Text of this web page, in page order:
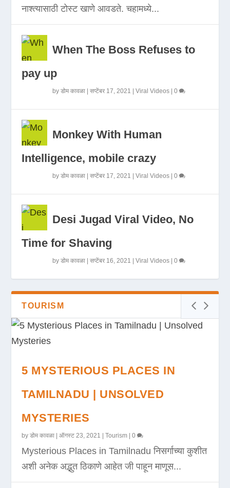
नाश्त्यासाठी टोस्ट खाणे आवडते. चहामध्ये...
When The Boss Refuses to
pay up
byडोम कावळा |सप्टेंबर 17, 2021 |Viral Videos |0
Monkey With Human
Intelligence, mobile crazy
byडोम कावळा |सप्टेंबर 17, 2021 |Viral Videos |0
Desi Jugad Viral Video, No
Time for Shaving
byडोम कावळा |सप्टेंबर 16, 2021 |Viral Videos |0
TOURISM
5 MYSTERIOUS PLACES IN
TAMILNADU | UNSOLVED
MYSTERIES
byडोम कावळा |ऑगस्ट 23, 2021 |Tourism |0
Mysterious Places in Tamilnadu निसर्गाच्या कुशीत
अशी अनेक अद्भुत ठिकाणे आहेत जी पाहून माणूस...